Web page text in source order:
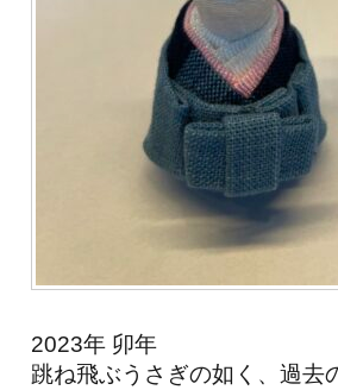
2023年 卯年
跳ね飛ぶうさぎの如く、過去